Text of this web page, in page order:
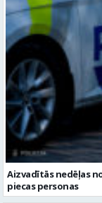
Rūjienā no